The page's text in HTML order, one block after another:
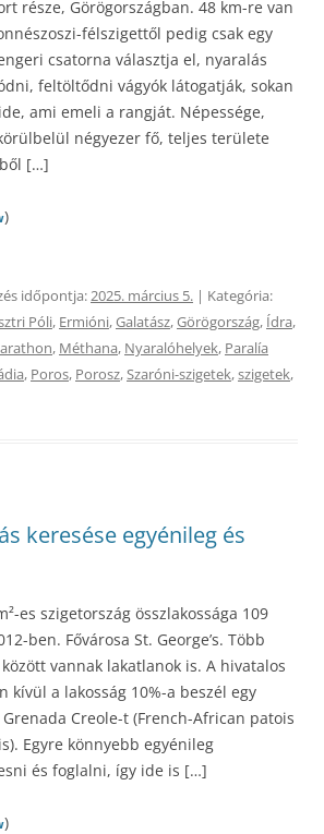
része, Görögországban. 48 km-re van
félszigettől pedig csak egy
csatorna választja el, nyaralás
feltöltődni vágyók látogatják, sokan
ami emeli a rangját. Népessége,
négyezer fő, teljes területe
[…]
)
időpontja:2025. március 5. | Kategória:
Póli, Ermióni,Galatász,Görögország, Ídra,
, Méthana, Nyaralóhelyek, Paralía
, Poros, Porosz,Szaróni-szigetek,szigetek,
keresése egyénileg és
es szigetország összlakossága 109
ben. Fővárosa St. George’s. Több
vannak lakatlanok is. A hivatalos
kívül a lakosság 10%-a beszél egy
Creole-t (French-African patois
Egyre könnyebb egyénileg
és foglalni, így ide is […]
)